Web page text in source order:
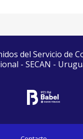
del Servicio de
- SECAN -